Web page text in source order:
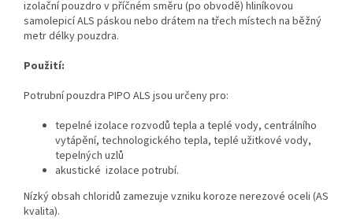
izolační pouzdro v příčném směru (po obvodě) hliníkovou
samolepicí ALS páskou nebo drátem na třech místech na běžný
metr délky pouzdra.
Použití:
Potrubní pouzdra PIPO ALS jsou určeny pro:
tepelné izolace rozvodů tepla a teplé vody, centrálního
vytápění, technologického tepla, teplé užitkové vody,
tepelných uzlů
akustické izolace potrubí.
Nízký obsah chloridů zamezuje vzniku koroze nerezové oceli (AS
kvalita).